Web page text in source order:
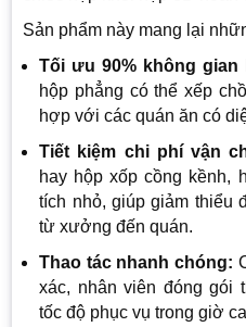
Sản phẩm này mang lại
Tối ưu 90% không gian
hộp phẳng có thể xếp
hợp với các quán ăn có
Tiết kiệm chi phí vận
hay hộp xốp cồng kềnh,
tích nhỏ, giúp giảm thiểu
từ xưởng đến quán.
Thao tác nhanh chóng:
xác, nhân viên đóng gói
tốc độ phục vụ trong giờ